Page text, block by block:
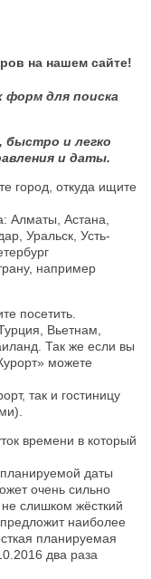
на нашем сайте!
форм для поиска
и легко
и даты.
город, откуда ищите
Алматы, Астана,
Уральск, Усть-
например
посетить.
Вьетнам,
Так же если вы
можете
так и гостиницу
времени в который
даты
очень сильно
не слишком жёсткий
наиболее
планируемая
два раза